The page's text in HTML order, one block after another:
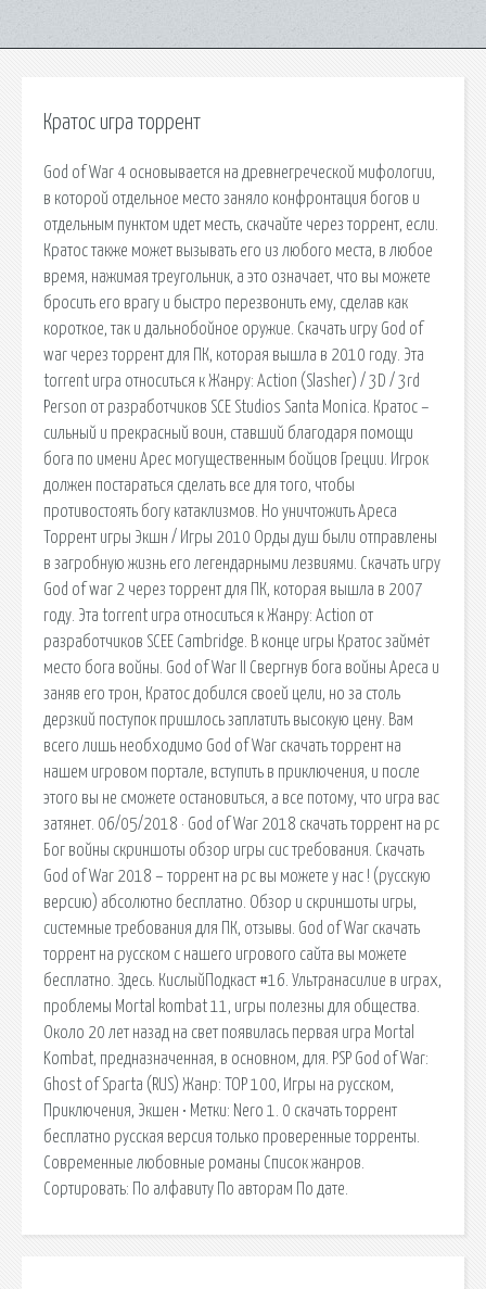
Кратос игра торрент
God of War 4 основывается на древнегреческой мифологии,
в которой отдельное место заняло конфронтация богов и
отдельным пунктом идет месть, скачайте через торрент, если.
Кратос также может вызывать его из любого места, в любое
время, нажимая треугольник, а это означает, что вы можете
бросить его врагу и быстро перезвонить ему, сделав как
короткое, так и дальнобойное оружие. Скачать игру God of
war через торрент для ПК, которая вышла в 2010 году. Эта
torrent игра относиться к Жанру: Action (Slasher) / 3D / 3rd
Person от разработчиков SCE Studios Santa Monica. Кратос –
сильный и прекрасный воин, ставший благодаря помощи
бога по имени Арес могущественным бойцов Греции. Игрок
должен постараться сделать все для того, чтобы
противостоять богу катаклизмов. Но уничтожить Ареса
Торрент игры Экшн / Игры 2010 Орды душ были отправлены
в загробную жизнь его легендарными лезвиями. Скачать игру
God of war 2 через торрент для ПК, которая вышла в 2007
году. Эта torrent игра относиться к Жанру: Action от
разработчиков SCEE Cambridge. В конце игры Кратос займёт
место бога войны. God of War II Свергнув бога войны Ареса и
заняв его трон, Кратос добился своей цели, но за столь
дерзкий поступок пришлось заплатить высокую цену. Вам
всего лишь необходимо God of War скачать торрент на
нашем игровом портале, вступить в приключения, и после
этого вы не сможете остановиться, а все потому, что игра вас
затянет. 06/05/2018 · God of War 2018 скачать торрент на pc
Бог войны скриншоты обзор игры сис требования. Скачать
God of War 2018 – торрент на pc вы можете у нас ! (русскую
версию) абсолютно бесплатно. Обзор и скриншоты игры,
системные требования для ПК, отзывы. God of War скачать
торрент на русском с нашего игрового сайта вы можете
бесплатно. Здесь. КислыйПодкаст #16. Ультранасилие в играх,
проблемы Mortal kombat 11, игры полезны для общества.
Около 20 лет назад на свет появилась первая игра Mortal
Kombat, предназначенная, в основном, для. PSP God of War:
Ghost of Sparta (RUS) Жанр: TOP 100, Игры на русском,
Приключения, Экшен • Метки: Nero 1. 0 скачать торрент
бесплатно русская версия только проверенные торренты.
Современные любовные романы Список жанров.
Сортировать: По алфавиту По авторам По дате.